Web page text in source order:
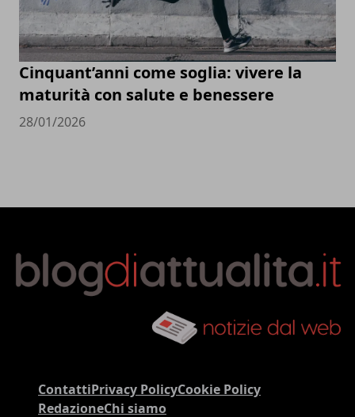
Cinquant’anni come soglia: vivere la
maturità con salute e benessere
28/01/2026
ContattiPrivacy PolicyCookie Policy
RedazioneChi siamo